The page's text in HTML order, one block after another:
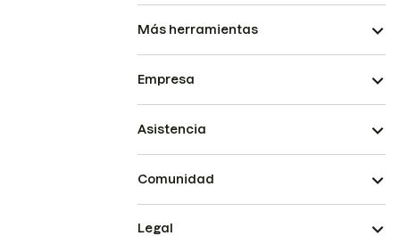
Más herramientas
Empresa
Asistencia
Comunidad
Legal